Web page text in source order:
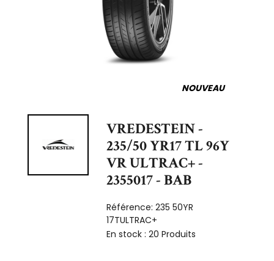
NOUVEAU
VREDESTEIN -
235/50 YR17 TL 96Y
VR ULTRAC+ -
2355017 - BAB
Référence:235 50YR
17TULTRAC+
En stock :20 Produits